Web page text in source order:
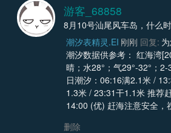
游客_68858
8月10号汕尾风车岛，什么
潮汐表精灵.EI 刚刚 回复:
潮汐数据供参考： 红海湾
晴；水28°；气29°-32°；
日潮汐：06:16满2.1米 /
1.3米 / 23:31干1.1米 推荐
14:00 (优) 赶海注意安全，
删除